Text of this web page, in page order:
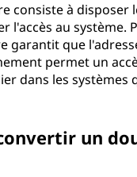
consiste à
l'accès au système.
garantit que
permet un
dans les
un